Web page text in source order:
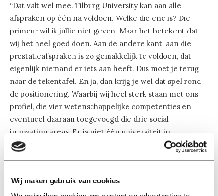
Wij maken gebruik van cookies
“Dat valt wel mee. Tilburg University kan aan alle
afspraken op één na voldoen. Welke die ene is? Die
primeur wil ik jullie niet geven. Maar het betekent dat
wij het heel goed doen. Aan de andere kant: aan die
prestatieafspraken is zo gemakkelijk te voldoen, dat
eigenlijk niemand er iets aan heeft. Dus moet je terug
naar de tekentafel. En ja, dan krijg je wel dat spel rond
de positionering. Waarbij wij heel sterk staan met ons
profiel, die vier wetenschappelijke competenties en
eventueel daaraan toegevoegd die drie social
innovation areas. Er is niet één universiteit in
Nederland die ditzelfde profiel neer kan zetten.”
“Ja. We hebben het recht om die claim te leggen, want